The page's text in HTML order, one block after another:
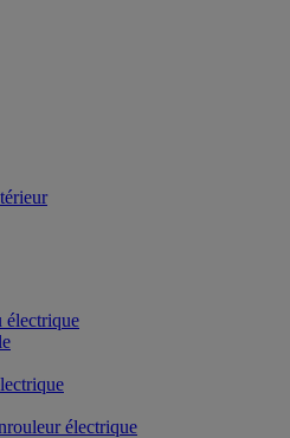
électrique
électrique